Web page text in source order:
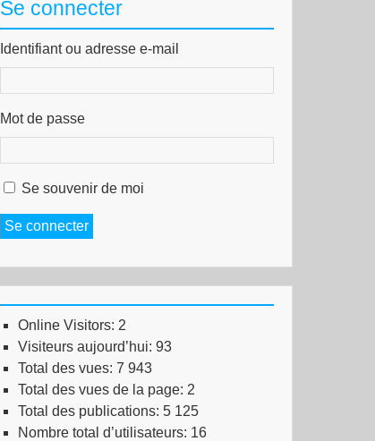
Se connecter
Identifiant ou adresse e-mail
Mot de passe
Se souvenir de moi
Se connecter
Online Visitors: 2
Visiteurs aujourd’hui: 93
Total des vues: 7 943
Total des vues de la page: 2
Total des publications: 5 125
Nombre total d’utilisateurs: 16